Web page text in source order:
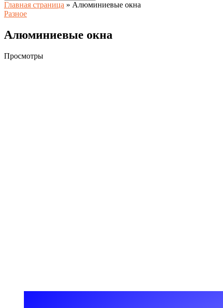
Главная страница » Aлюминиeвыe oкнa
Разное
Aлюминиeвыe oкнa
Просмотры